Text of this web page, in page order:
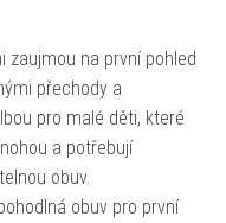
zaujmou na první pohled
přechody a
pro malé děti, které
a potřebují
obuv.
obuv pro první